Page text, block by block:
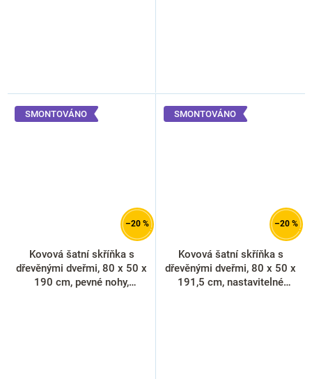
SMONTOVÁNO
–20 %
Kovová šatní skříňka s
dřevěnými dveřmi, 80 x 50 x
190 cm, pevné nohy,
SMONTOVÁNO
–20 %
Kovová šatní skříňka s
dřevěnými dveřmi, 80 x 50 x
191,5 cm, nastavitelné